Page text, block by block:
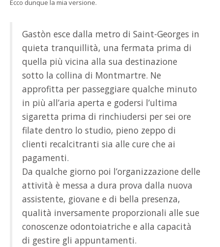
Ecco dunque la mia versione.
Gastòn esce dalla metro di Saint-Georges in
quieta tranquillità, una fermata prima di
quella più vicina alla sua destinazione
sotto la collina di Montmartre. Ne
approfitta per passeggiare qualche minuto
in più all’aria aperta e godersi l’ultima
sigaretta prima di rinchiudersi per sei ore
filate dentro lo studio, pieno zeppo di
clienti recalcitranti sia alle cure che ai
pagamenti.
Da qualche giorno poi l’organizzazione delle
attività è messa a dura prova dalla nuova
assistente, giovane e di bella presenza,
qualità inversamente proporzionali alle sue
conoscenze odontoiatriche e alla capacità
di gestire gli appuntamenti.